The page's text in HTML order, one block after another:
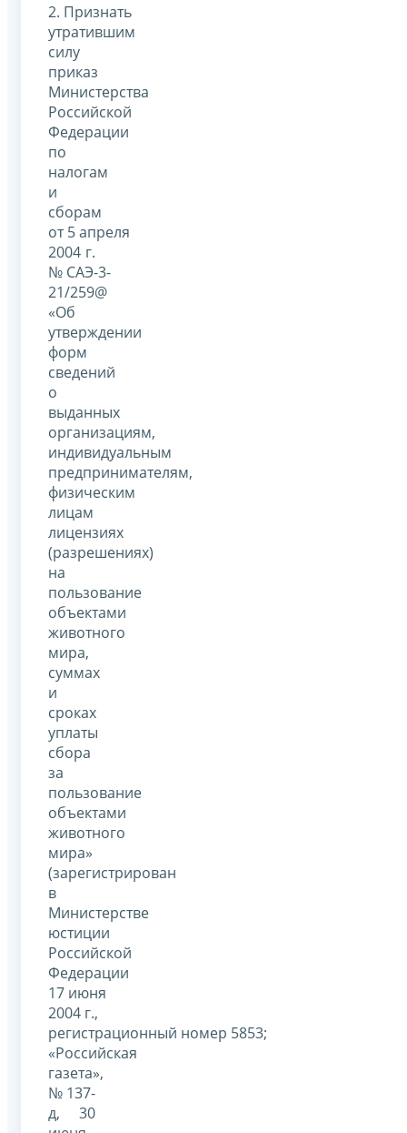
2. Признать
утратившим
силу
приказ
Министерства
Российской
Федерации
по
налогам
и
сборам
от 5 апреля
2004 г.
№ САЭ-3-
21/259@
«Об
утверждении
форм
сведений
о
выданных
организациям,
индивидуальным
предпринимателям,
физическим
лицам
лицензиях
(разрешениях)
на
пользование
объектами
животного
мира,
суммах
и
сроках
уплаты
сбора
за
пользование
объектами
животного
мира»
(зарегистрирован
в
Министерстве
юстиции
Российской
Федерации
17 июня
2004 г.,
регистрационный номер 5853;
«Российская
газета»,
№ 137-
д, 30